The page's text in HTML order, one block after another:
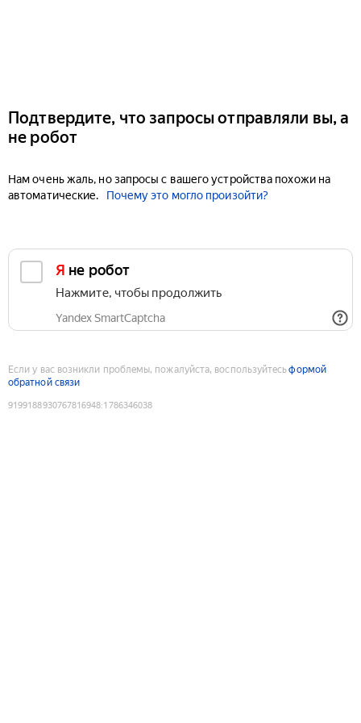
Подтвердите, что запросы отправляли вы, а
не робот
Нам очень жаль, но запросы с вашего устройства похожи на
автоматические.
Почему это могло произойти?
Я не робот
Нажмите, чтобы продолжить
Yandex SmartCaptcha
Если у вас возникли проблемы, пожалуйста, воспользуйтесьформой
обратной связи
9199188930767816948:1786346038